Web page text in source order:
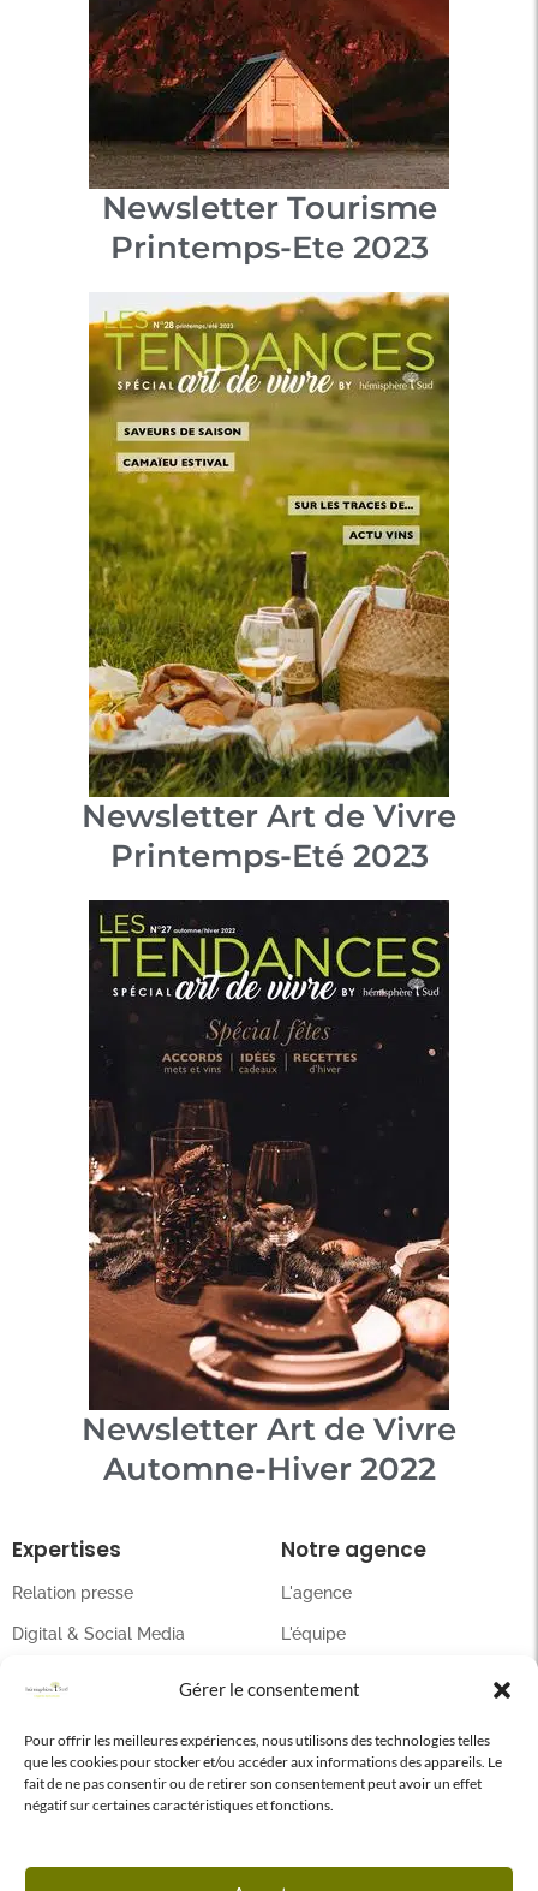
Gérer le consentement
Pour offrir les meilleures expériences, nous utilisons des technologies telles
que les cookies pour stocker et/ou accéder aux informations des appareils. Le
fait de ne pas consentir ou de retirer son consentement peut avoir un effet
négatif sur certaines caractéristiques et fonctions.
Newsletter Tourisme
Printemps-Ete 2023
Newsletter Art de Vivre
Printemps-Eté 2023
Newsletter Art de Vivre
Automne-Hiver 2022
Expertises
Relation presse
Digital & Social Media
Notre agence
L'agence
L'équipe
Contact
Bordeaux : 05 57 77 59 60